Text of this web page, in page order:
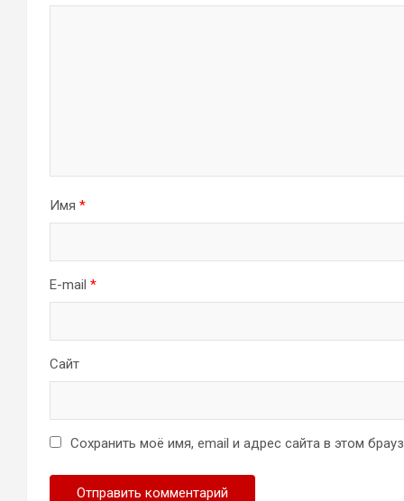
Имя *
E-mail *
Сайт
Сохранить моё имя, email и адрес сайта в этом